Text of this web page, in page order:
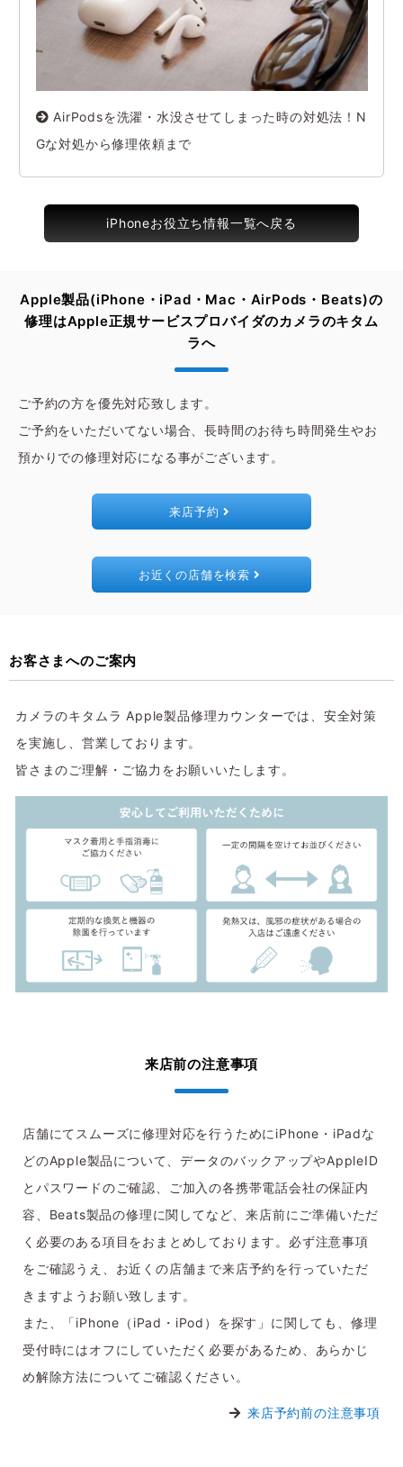
AirPodsを洗濯・水没させてしまった時の対処法！N
Gな対処から修理依頼まで
iPhoneお役立ち情報一覧へ戻る
Apple製品(iPhone・iPad・Mac・AirPods・Beats)の
修理はApple正規サービスプロバイダのカメラのキタム
ラへ
ご予約の方を優先対応致します。
ご予約をいただいてない場合、長時間のお待ち時間発生やお
預かりでの修理対応になる事がございます。
来店予約
お近くの店舗を検索
お客さまへのご案内
カメラのキタムラ Apple製品修理カウンターでは、安全対策
を実施し、営業しております。
皆さまのご理解・ご協力をお願いいたします。
来店前の注意事項
店舗にてスムーズに修理対応を行うためにiPhone・iPadな
どのApple製品について、データのバックアップやAppleID
とパスワードのご確認、ご加入の各携帯電話会社の保証内
容、Beats製品の修理に関してなど、来店前にご準備いただ
く必要のある項目をおまとめしております。必ず注意事項
をご確認うえ、お近くの店舗まで来店予約を行っていただ
きますようお願い致します。
また、「iPhone（iPad・iPod）を探す」に関しても、修理
受付時にはオフにしていただく必要があるため、あらかじ
め解除方法についてご確認ください。
来店予約前の注意事項